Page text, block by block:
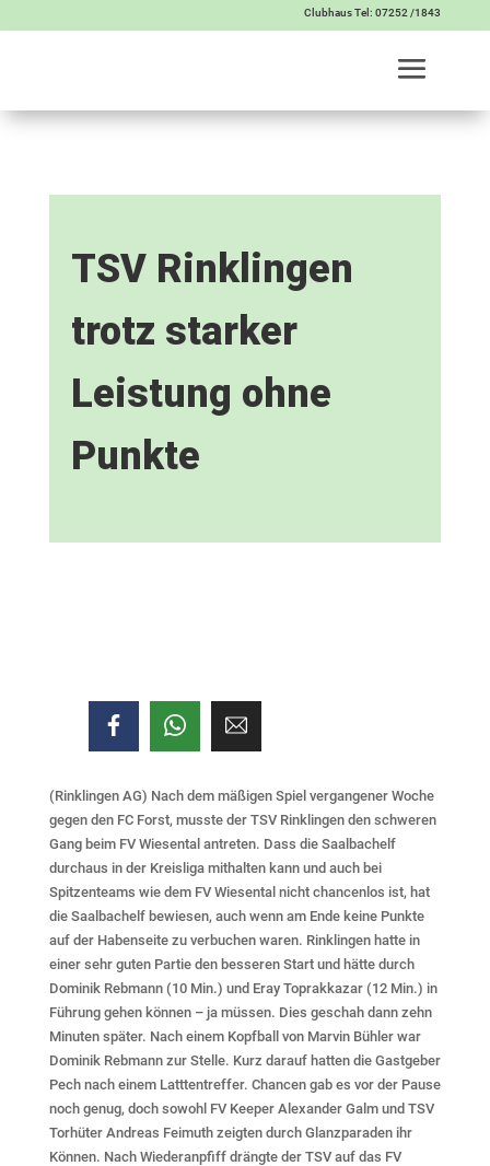
Clubhaus Tel: 07252 /1843
TSV Rinklingen
trotz starker
Leistung ohne
Punkte
(Rinklingen AG) Nach dem mäßigen Spiel vergangener Woche
gegen den FC Forst, musste der TSV Rinklingen den schweren
Gang beim FV Wiesental antreten. Dass die Saalbachelf
durchaus in der Kreisliga mithalten kann und auch bei
Spitzenteams wie dem FV Wiesental nicht chancenlos ist, hat
die Saalbachelf bewiesen, auch wenn am Ende keine Punkte
auf der Habenseite zu verbuchen waren. Rinklingen hatte in
einer sehr guten Partie den besseren Start und hätte durch
Dominik Rebmann (10 Min.) und Eray Toprakkazar (12 Min.) in
Führung gehen können – ja müssen. Dies geschah dann zehn
Minuten später. Nach einem Kopfball von Marvin Bühler war
Dominik Rebmann zur Stelle. Kurz darauf hatten die Gastgeber
Pech nach einem Latttentreffer. Chancen gab es vor der Pause
noch genug, doch sowohl FV Keeper Alexander Galm und TSV
Torhüter Andreas Feimuth zeigten durch Glanzparaden ihr
Können. Nach Wiederanpfiff drängte der TSV auf das FV